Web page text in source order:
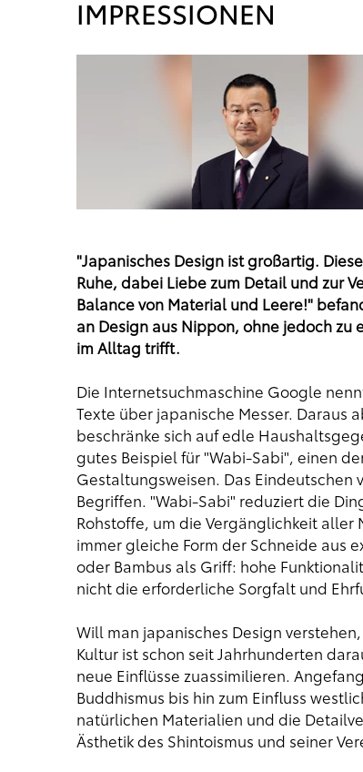
IMPRESSIONEN
"Japanisches Design ist großartig.
Ruhe, dabei Liebe zum Detail und zur
Balance von Material und Leere!"
an Design aus Nippon, ohne jedoch zu
im Alltag trifft.
Die Internetsuchmaschine Google
Texte über japanische Messer. Daraus
beschränke sich auf edle
gutes Beispiel für "Wabi-Sabi", einen
Gestaltungsweisen. Das Eindeutschen
Begriffen. "Wabi-Sabi" reduziert die
Rohstoffe, um die Vergänglichkeit aller
immer gleiche Form der Schneide aus
oder Bambus als Griff: hohe
nicht die erforderliche Sorgfalt und
Will man japanisches Design
Kultur ist schon seit Jahrhunderten
neue Einflüsse zuassimilieren.
Buddhismus bis hin zum Einfluss
natürlichen Materialien und die
Ästhetik des Shintoismus und seiner